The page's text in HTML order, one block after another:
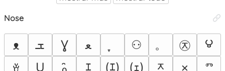
Nose
ᴥ ܫ Ɣ ﻌ ⚇ 。 ㉨
౪
ꈊ
Ṵ ₀̑ ｴ (ｴ) (ｪ) ᆽ ×
ⱅ